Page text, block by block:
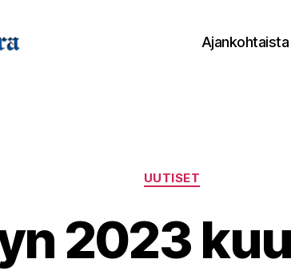
Ajankohtaista
Kategoriat
UUTISET
2023